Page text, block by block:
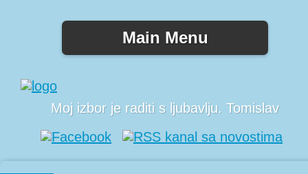
Main Menu
Moj izbor je raditi s ljubavlju. Tomislav